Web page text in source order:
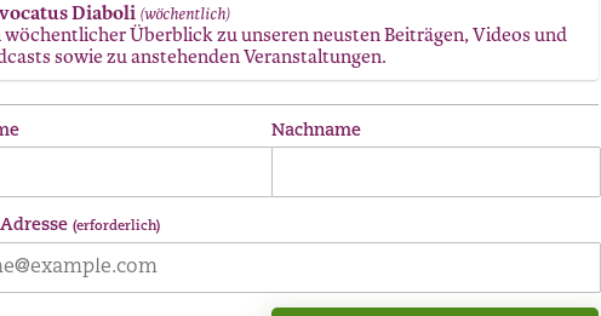
Kein Turm
Niemand findet es seltsam, wenn man sagt, man müsse einem
werden.
Diaboli (wöchentlich)
wöchentlicher Überblick zu unseren neusten Beiträgen, Videos und
sowie zu anstehenden Veranstaltungen.
Nachname
(erforderlich)